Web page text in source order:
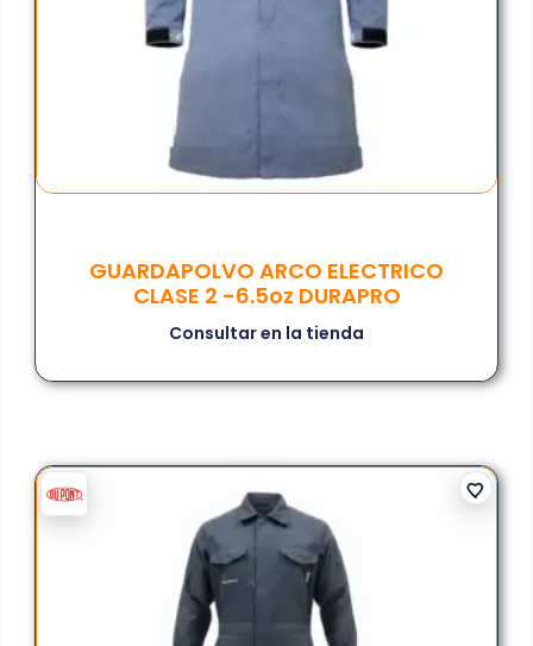
GUARDAPOLVO ARCO ELECTRICO
CLASE 2 -6.5oz DURAPRO
Consultar en la tienda